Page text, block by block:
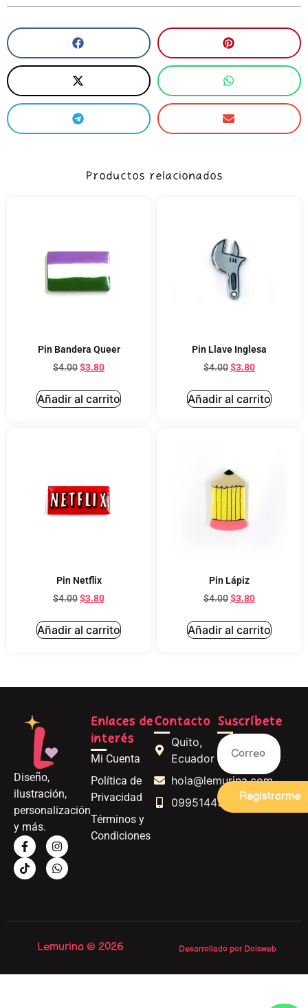
Productos relacionados
Pin Bandera Queer
$4.00$3.80
Añadir al carrito
Pin Llave Inglesa
$4.00$3.80
Añadir al carrito
Pin Netflix
$4.00$3.80
Añadir al carrito
Pin Lápiz
$4.00$3.80
Añadir al carrito
Diseño,
ilustración,
personalización
y más.
Enlaces de
interés
Mi Cuenta
Política de
Privacidad
Términos y
Condiciones
Contacto
Quito,
Ecuador
hola@lemurina.com
0995144562
Suscríbete
Registrarme
Lemurina © 2026 Desarrollado por Doisweb